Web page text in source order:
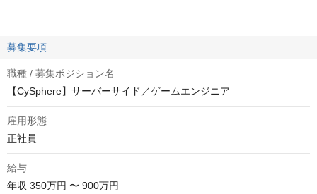
募集要項
職種 / 募集ポジション名
【CySphere】サーバーサイド／ゲームエンジニア
雇用形態
正社員
給与
年収 350万円 〜 900万円